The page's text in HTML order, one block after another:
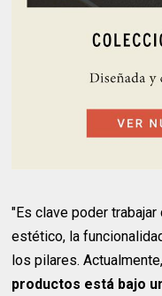
"Es clave poder
estético, la
los pilares. Actualmente,
productos está bajo